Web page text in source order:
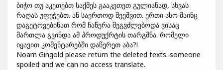
ბიჭო თუ აკეთებთ საქმეს გააკეთეთ გულიანად, სხვას
რაღას უფუჭებთ. ან საერთოდ შეეშვით. ერთი ასო მაინც
დაგეტოვებინათ რომ ჩაწერა შეგვძლებოდა ვისაც
მართლა გვინდა ამ პროდუქრტის თარგმნა. რომელი
იყავით კომენტარებში დაწერეთ აბა?!
Noam Gingold please return the deleted texts. someone
spoiled and we can no access translate.